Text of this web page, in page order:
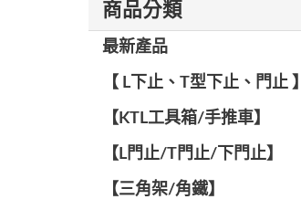
商品分類
最新產品
【 L下止、T型下止、門止 】
【KTL工具箱/手推車】
【L門止/T門止/下門止】
【三角架/角鐵】